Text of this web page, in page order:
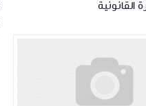
القانونية